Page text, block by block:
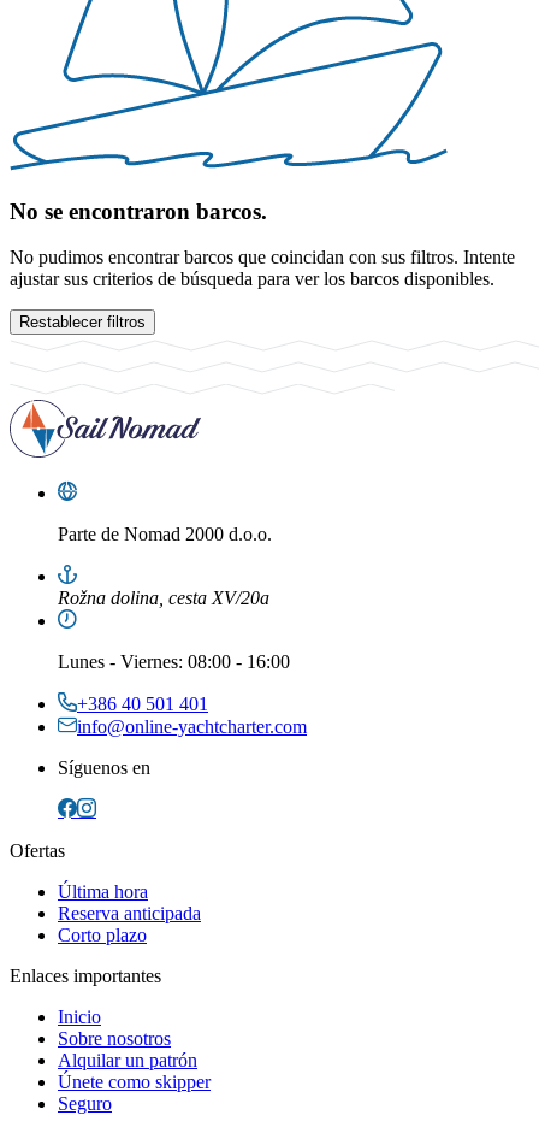
No se encontraron barcos.
No pudimos encontrar barcos que coincidan con sus filtros. Intente
ajustar sus criterios de búsqueda para ver los barcos disponibles.
Restablecer filtros
Parte de Nomad 2000 d.o.o.
Rožna dolina, cesta XV/20a
Lunes - Viernes: 08:00 - 16:00
+386 40 501 401
info@online-yachtcharter.com
Síguenos en
Ofertas
Última hora
Reserva anticipada
Corto plazo
Enlaces importantes
Inicio
Sobre nosotros
Alquilar un patrón
Únete como skipper
Seguro